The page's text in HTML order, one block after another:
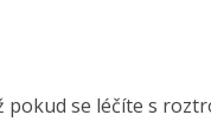
se léčíte s